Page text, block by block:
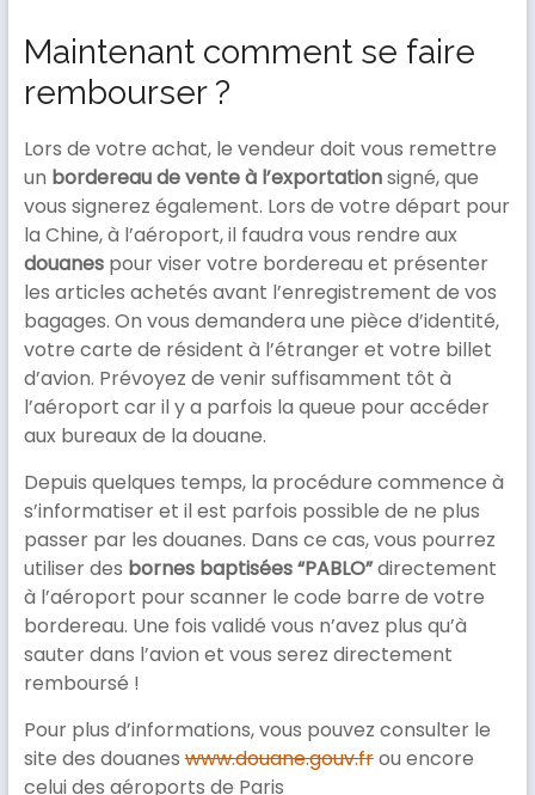
Maintenant comment se faire
rembourser ?
Lors de votre achat, le vendeur doit vous remettre
un bordereau de vente à l’exportationsigné, que
vous signerez également. Lors de votre départ pour
la Chine, à l’aéroport, il faudra vous rendre aux
douanespour viser votre bordereau et présenter
les articles achetés avant l’enregistrement de vos
bagages. On vous demandera une pièce d’identité,
votre carte de résident à l’étranger et votre billet
d’avion. Prévoyez de venir suffisamment tôt à
l’aéroport car il y a parfois la queue pour accéder
aux bureaux de la douane.
Depuis quelques temps, la procédure commence à
s’informatiser et il est parfois possible de ne plus
passer par les douanes. Dans ce cas, vous pourrez
utiliser des bornes baptisées “PABLO”directement
à l’aéroport pour scanner le code barre de votre
bordereau. Une fois validé vous n’avez plus qu’à
sauter dans l’avion et vous serez directement
remboursé !
Pour plus d’informations, vous pouvez consulter le
site des douaneswww.douane.gouv.frou encore
celui des aéroports de Paris